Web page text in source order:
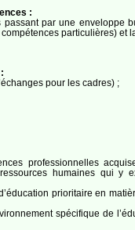
:
par une enveloppe
particulières)
pour les cadres) ;
professionnelles
humaines qui
prioritaire en
spécifique de